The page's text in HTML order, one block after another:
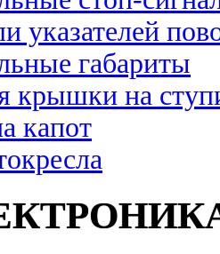
указателей
габариты
крышки на
капот